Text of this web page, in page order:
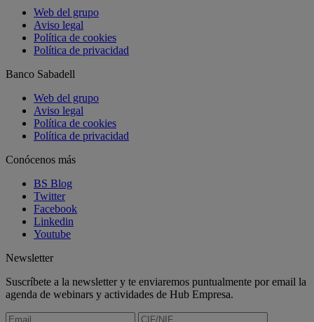
Web del grupo
Aviso legal
Política de cookies
Política de privacidad
Banco Sabadell
Web del grupo
Aviso legal
Política de cookies
Política de privacidad
Conócenos más
BS Blog
Twitter
Facebook
Linkedin
Youtube
Newsletter
Suscríbete a la newsletter y te enviaremos puntualmente por email la
agenda de webinars y actividades de Hub Empresa.